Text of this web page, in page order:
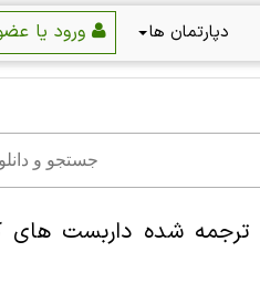
دپارتمان ها
ترجمه شده داربست های